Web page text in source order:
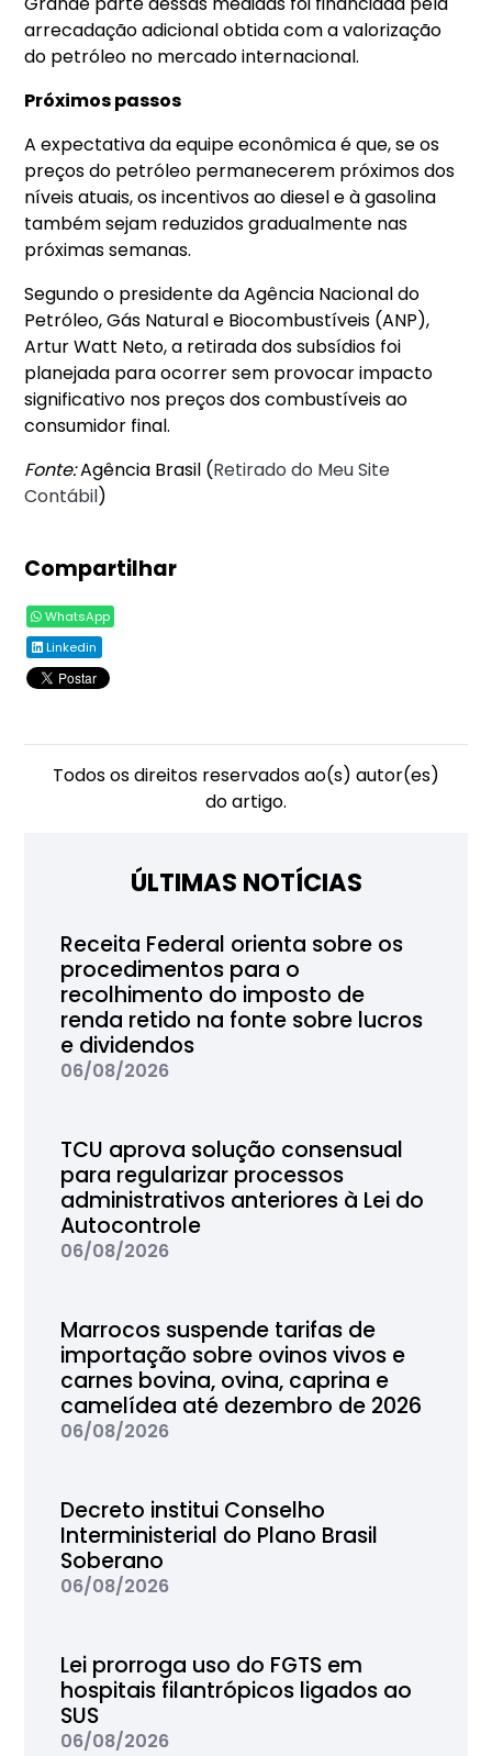
arrecadação adicional obtida com a valorização
do petróleo no mercado internacional.
Próximos passos
A expectativa da equipe econômica é que, se os
preços do petróleo permanecerem próximos dos
níveis atuais, os incentivos ao diesel e à gasolina
também sejam reduzidos gradualmente nas
próximas semanas.
Segundo o presidente da Agência Nacional do
Petróleo, Gás Natural e Biocombustíveis (ANP),
Artur Watt Neto, a retirada dos subsídios foi
planejada para ocorrer sem provocar impacto
significativo nos preços dos combustíveis ao
consumidor final.
Fonte:Agência Brasil (Retirado do Meu Site
Contábil)
Compartilhar
WhatsApp
Linkedin
Todos os direitos reservados ao(s) autor(es)
do artigo.
ÚLTIMAS NOTÍCIAS
Receita Federal orienta sobre os
procedimentos para o
recolhimento do imposto de
renda retido na fonte sobre lucros
e dividendos
06/08/2026
TCU aprova solução consensual
para regularizar processos
administrativos anteriores à Lei do
Autocontrole
06/08/2026
Marrocos suspende tarifas de
importação sobre ovinos vivos e
carnes bovina, ovina, caprina e
camelídea até dezembro de 2026
06/08/2026
Decreto institui Conselho
Interministerial do Plano Brasil
Soberano
06/08/2026
Lei prorroga uso do FGTS em
hospitais filantrópicos ligados ao
SUS
06/08/2026